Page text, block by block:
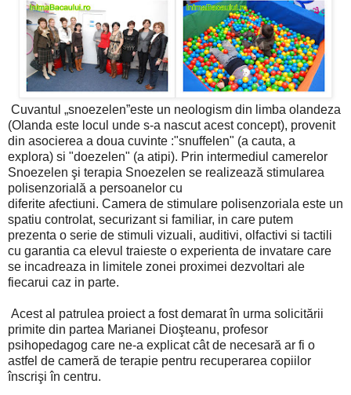
Cuvantul „snoezelen”este un neologism din limba olandeza
(Olanda este locul unde s-a nascut acest concept), provenit
din asocierea a doua cuvinte :"snuffelen" (a cauta, a
explora) si "doezelen" (a atipi). Prin intermediul camerelor
Snoezelen şi terapia Snoezelen se realizează stimularea
polisenzorială a persoanelor cu
diferite afectiuni. Camera de stimulare polisenzoriala este un
spatiu controlat, securizant si familiar, in care putem
prezenta o serie de stimuli vizuali, auditivi, olfactivi si tactili
cu garantia ca elevul traieste o experienta de invatare care
se incadreaza in limitele zonei proximei dezvoltari ale
fiecarui caz in parte.
Acest al patrulea proiect a fost demarat în urma solicitării
primite din partea Marianei Dioşteanu, profesor
psihopedagog care ne-a explicat cât de necesară ar fi o
astfel de cameră de terapie pentru recuperarea copiilor
înscrişi în centru.